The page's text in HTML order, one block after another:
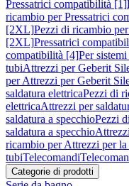
Pressatrici compatibilità [1]
ricambio per Pressatrici
[2XL]Pezzi di ricambio
[2XL]Pressatrici
compatibilità [4]Per
tubiAttrezzi per Geberit
per Attrezzi per Geberit
saldatura elettricaPezzi di
elettricaAttrezzi per
saldatura a specchioPezzi
saldatura a specchio
ricambio per Attrezzi per
tubiTelecomandi
Categorie di prodotti